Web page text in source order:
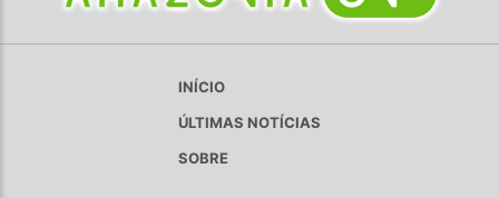
INÍCIO
ÚLTIMAS NOTÍCIAS
SOBRE